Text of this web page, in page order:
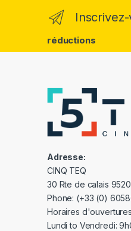
réductions
Adresse:
CINQ TEQ
30 Rte de calais
Phone: (+33 (0)
Horaires
Lundi to Vendredi: